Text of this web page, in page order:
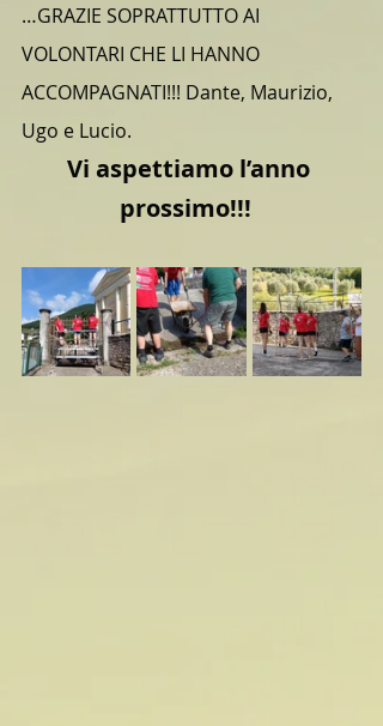
…GRAZIE SOPRATTUTTO AI
VOLONTARI CHE LI HANNO
ACCOMPAGNATI!!! Dante, Maurizio,
Ugo e Lucio.
Vi aspettiamo l’anno
prossimo!!!